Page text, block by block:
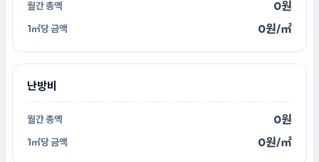
0원
0원/㎡
난방비
0원
0원/㎡